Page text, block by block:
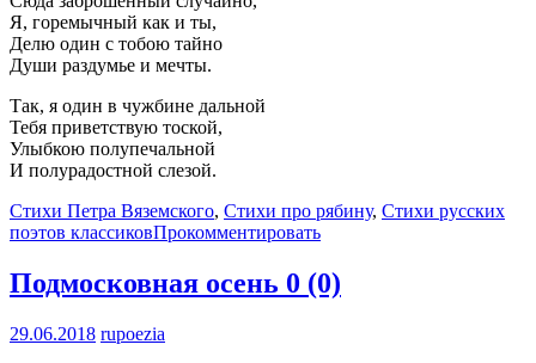
Я, горемычный как и ты,
Делю один с тобою тайно
Души раздумье и мечты.
Так, я один в чужбине дальной
Тебя приветствую тоской,
Улыбкою полупечальной
И полурадостной слезой.
Стихи Петра Вяземского, Стихи про рябину, Стихи русских
поэтов классиковПрокомментировать
Подмосковная осень 0 (0)
29.06.2018 rupoezia